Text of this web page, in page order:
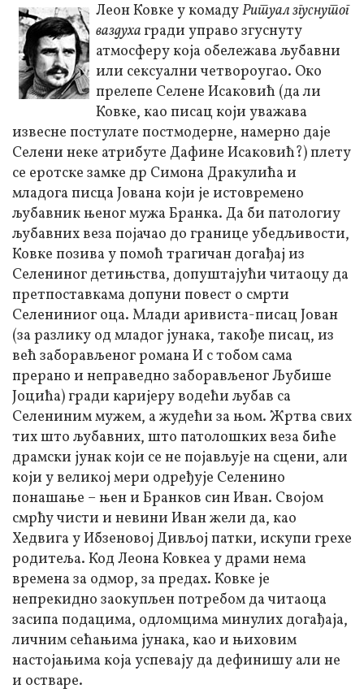
Леон Ковке у комадуРитуал згуснутог
ваздухагради управо згуснуту
атмосферу која обележава љубавни
или сексуални четвороугао. Око
прелепе Селене Исаковић (да ли
Ковке, као писац који уважава
извесне постулате постмодерне, намерно даје
Селени неке атрибуте Дафине Исаковић?) плету
се еротске замке др Симона Дракулића и
младога писца Јована који је истовремено
љубавник њеног мужа Бранка. Да би патологиу
љубавних веза појачао до границе убедљивости,
Ковке позива у помоћ трагичан догађај из
Селениног детињства, допуштајући читаоцу да
претпоставкама допуни повест о смрти
Селениниог оца. Млади аривиста-писац Јован
(за разлику од младог јунака, такође писац, из
већ заборављеног романа И с тобом сама
прерано и неправедно заборављеног Љубише
Јоцића) гради каријеру водећи љубав са
Селениним мужем, а жудећи за њом. Жртва свих
тих што љубавних, што патолошких веза биће
драмски јунак који се не појављује на сцени, али
који у великој мери одређује Селенино
понашање – њен и Бранков син Иван. Својом
смрћу чисти и невини Иван жели да, као
Хедвига у Ибзеновој Дивљој патки, искупи грехе
родитеља. Код Леона Ковкеа у драми нема
времена за одмор, за предах. Ковке је
непрекидно заокупљен потребом да читаоца
засипа подацима, одломцима минулих догађаја,
личним сећањима јунака, као и њиховим
настојањима која успевају да дефинишу али не
и остваре.